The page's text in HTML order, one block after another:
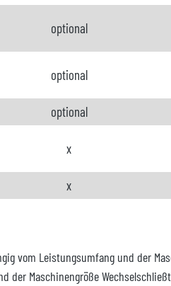
optional
optional
optional
x
x
vom Leistungsumfang und der
der Maschinengröße